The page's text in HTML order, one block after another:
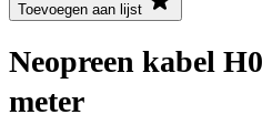
Toevoegen aan lijst
Neopreen kabel
meter